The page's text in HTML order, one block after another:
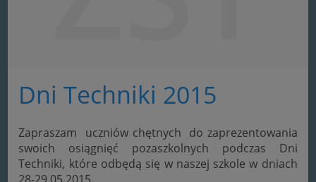
Dni Techniki 2015
Zapraszam uczniów chętnych do zaprezentowania
swoich osiągnięć pozaszkolnych podczas Dni
Techniki, które odbędą się w naszej szkole w dniach